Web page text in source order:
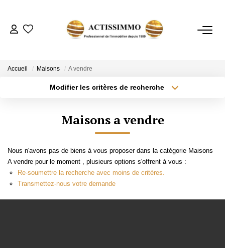
ACHETER
NOTRE AGENCE
CONTACT
Accueil Maisons A vendre
Modifier les critères de recherche
Budget max Plus de critères
Maisons a vendre
Nous n'avons pas de biens à vous proposer dans la catégorie Maisons
A vendre pour le moment , plusieurs options s'offrent à vous :
Re-soumettre la recherche avec moins de critères.
Transmettez-nous votre demande